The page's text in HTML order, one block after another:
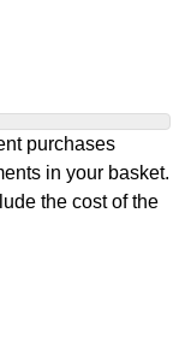
purchases
in your basket.
the cost of the